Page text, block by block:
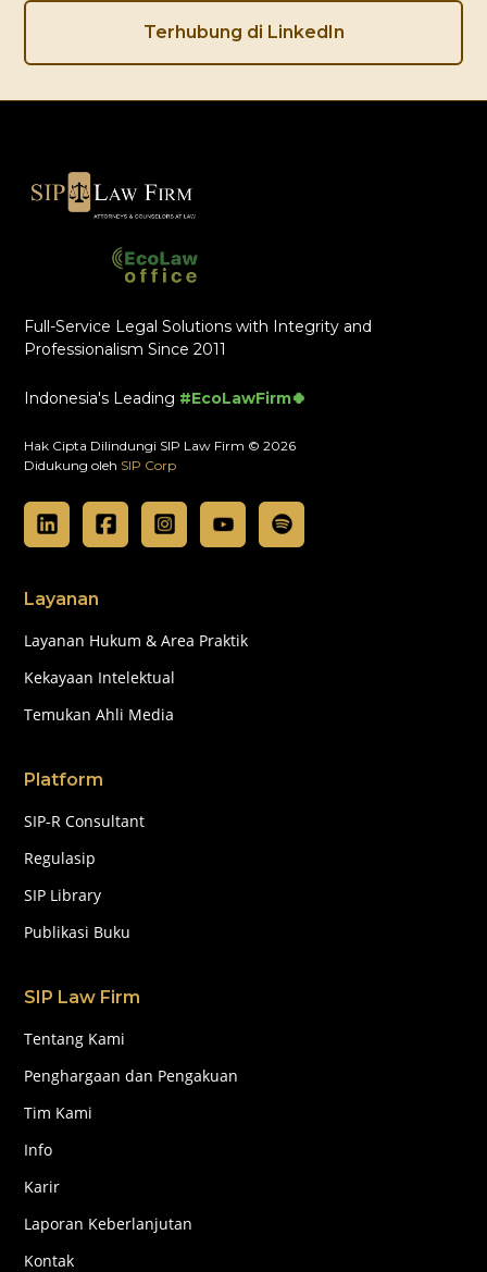
Terhubung di LinkedIn
Full-Service Legal Solutions with Integrity and
Professionalism Since 2011
Indonesia's Leading #EcoLawFirm🍀
Hak Cipta Dilindungi SIP Law Firm © 2026
Didukung oleh SIP Corp
Layanan
Layanan Hukum & Area Praktik
Kekayaan Intelektual
Temukan Ahli Media
Platform
SIP-R Consultant
Regulasip
SIP Library
Publikasi Buku
SIP Law Firm
Tentang Kami
Penghargaan dan Pengakuan
Tim Kami
Info
Karir
Laporan Keberlanjutan
Kontak